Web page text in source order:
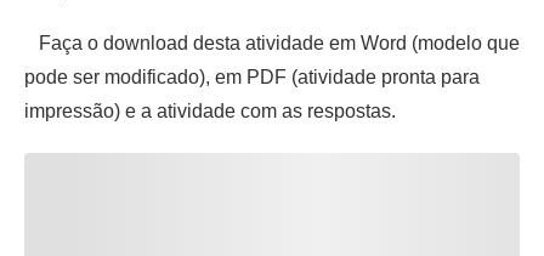
Faça o download desta atividade em Word (modelo que
pode ser modificado), em PDF (atividade pronta para
impressão) e a atividade com as respostas.